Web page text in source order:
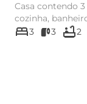
Casa contendo
cozinha,
serviço, con...
bed3 3 bathtub2